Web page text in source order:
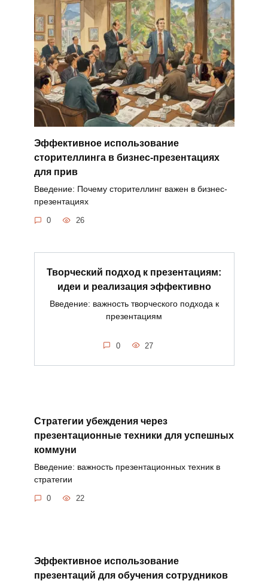
Эффективное использование
сторителлинга в бизнес-презентациях
для прив
Введение: Почему сторителлинг важен в бизнес-
презентациях
0 26
Творческий подход к презентациям:
идеи и реализация эффективно
Введение: важность творческого подхода к
презентациям
0 27
Стратегии убеждения через
презентационные техники для успешных
коммуни
Введение: важность презентационных техник в
стратегии
0 22
Эффективное использование
презентаций для обучения сотрудников